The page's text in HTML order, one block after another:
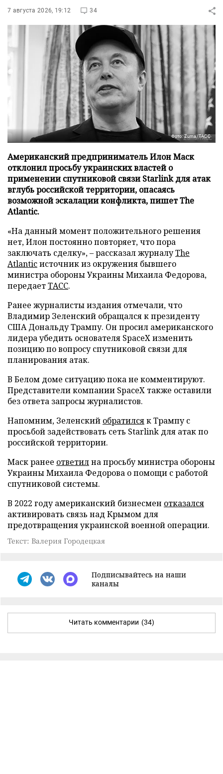
7 августа 2026, 19:12 34
Фото: Zuma/ТАСС
Американский предприниматель Илон Маск
отклонил просьбу украинских властей о
применении спутниковой связи Starlink для атак
вглубь российской территории, опасаясь
возможной эскалации конфликта, пишет The
Atlantic.
«На данный момент положительного решения
нет, Илон постоянно повторяет, что пора
заключать сделку», – рассказал журналуThe
Atlanticисточник из окружения бывшего
министра обороны Украины Михаила Федорова,
передаетТАСС.
Ранее журналисты издания отмечали, что
Владимир Зеленский обращался к президенту
США Дональду Трампу. Он просил американского
лидера убедить основателя SpaceX изменить
позицию по вопросу спутниковой связи для
планирования атак.
В Белом доме ситуацию пока не комментируют.
Представители компании SpaceX также оставили
без ответа запросы журналистов.
Напомним, Зеленский обратилсяк Трампу с
просьбой задействовать сеть Starlink для атак по
российской территории.
Маск ранее ответилна просьбу министра обороны
Украины Михаила Федорова о помощи с работой
спутниковой системы.
В 2022 году американский бизнесмен отказался
активировать связь над Крымом для
предотвращения украинской военной операции.
Текст: Валерия Городецкая
Подписывайтесь на наши
каналы
Читать комментарии (34)